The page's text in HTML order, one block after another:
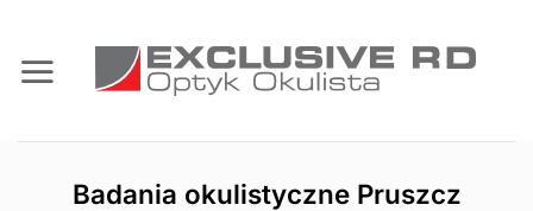
zawartości
Badania okulistyczne Pruszcz